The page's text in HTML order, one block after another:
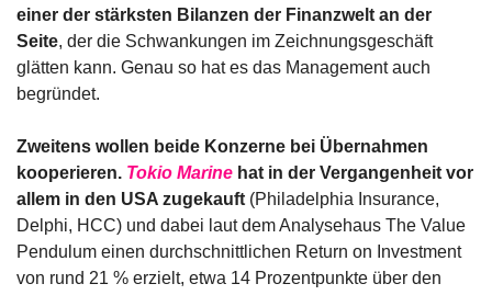
einer der stärksten Bilanzen der Finanzwelt an der
Seite, der die Schwankungen im Zeichnungsgeschäft
glätten kann. Genau so hat es das Management auch
begründet.
Zweitens wollen beide Konzerne bei Übernahmen
kooperieren. Tokio Marine hat in der Vergangenheit vor
allem in den USA zugekauft (Philadelphia Insurance,
Delphi, HCC) und dabei laut dem Analysehaus The Value
Pendulum einen durchschnittlichen Return on Investment
von rund 21 % erzielt, etwa 14 Prozentpunkte über den